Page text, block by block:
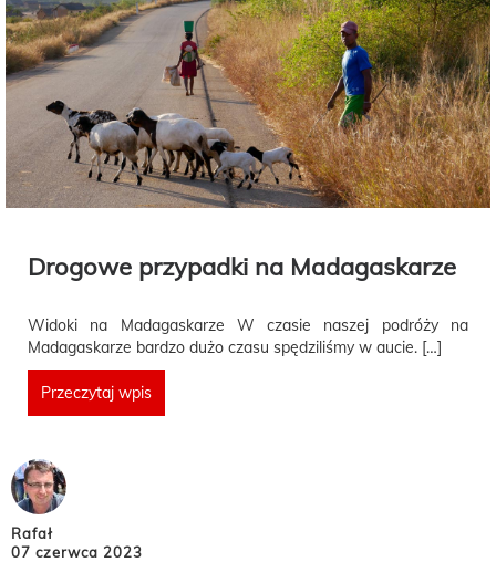
Drogowe przypadki na Madagaskarze
Widoki na Madagaskarze W czasie naszej podróży na
Madagaskarze bardzo dużo czasu spędziliśmy w aucie. […]
Przeczytaj wpis
Rafał
07 czerwca 2023